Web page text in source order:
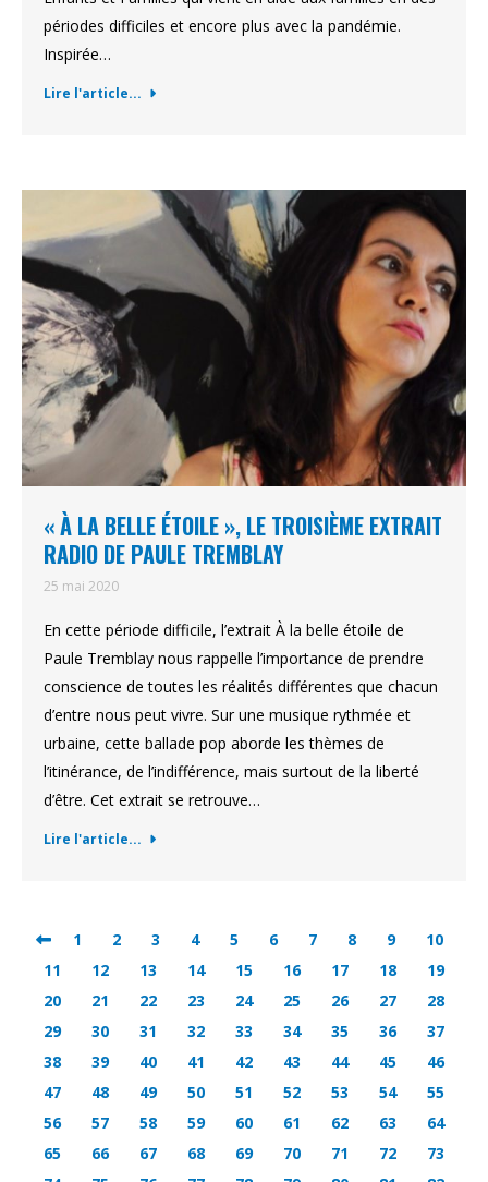
périodes difficiles et encore plus avec la pandémie.
Inspirée…
Lire l'article...
« À LA BELLE ÉTOILE », LE TROISIÈME EXTRAIT
RADIO DE PAULE TREMBLAY
25 mai 2020
En cette période difficile, l’extrait À la belle étoile de
Paule Tremblay nous rappelle l’importance de prendre
conscience de toutes les réalités différentes que chacun
d’entre nous peut vivre. Sur une musique rythmée et
urbaine, cette ballade pop aborde les thèmes de
l’itinérance, de l’indifférence, mais surtout de la liberté
d’être. Cet extrait se retrouve…
Lire l'article...
1 2 3 4 5 6 7 8 9
10
11
12 13 14 15 16 17 18
19
20
21 22 23 24 25 26 27
28
29
30 31 32 33 34 35 36
37
38
39 40 41 42 43 44 45
46
47
48 49 50 51 52 53 54
55
56
57 58 59 60 61 62 63
64
65
66 67 68 69 70 71 72
73